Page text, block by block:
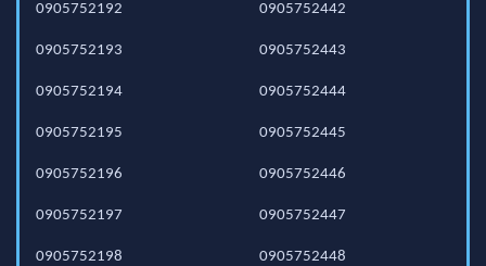
0905752192
0905752193
0905752194
0905752195
0905752196
0905752197
0905752198
0905752442
0905752443
0905752444
0905752445
0905752446
0905752447
0905752448